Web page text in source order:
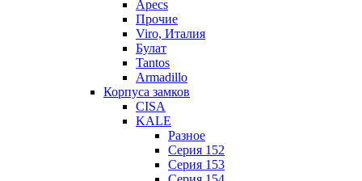
Apecs
Прочие
Viro, Италия
Булат
Tantos
Armadillo
Корпуса замков
CISA
KALE
Разное
Серия 152
Серия 153